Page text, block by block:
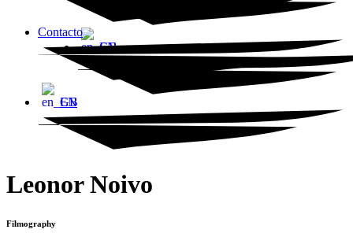
EN
Contacto
EN
Leonor Noivo
Filmography